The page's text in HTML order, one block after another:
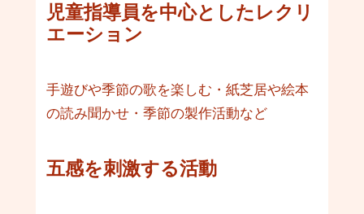
児童指導員を中心としたレクリ
エーション
手遊びや季節の歌を楽しむ・紙芝居や絵本
の読み聞かせ・季節の製作活動など
五感を刺激する活動